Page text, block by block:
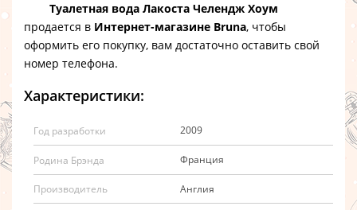
Туалетная вода Лакоста Челендж Хоум
продается в Интернет-магазине Bruna, чтобы
оформить его покупку, вам достаточно оставить свой
номер телефона.
Характеристики:
Год разработки 2009
Родина Брэнда Франция
Производитель Англия